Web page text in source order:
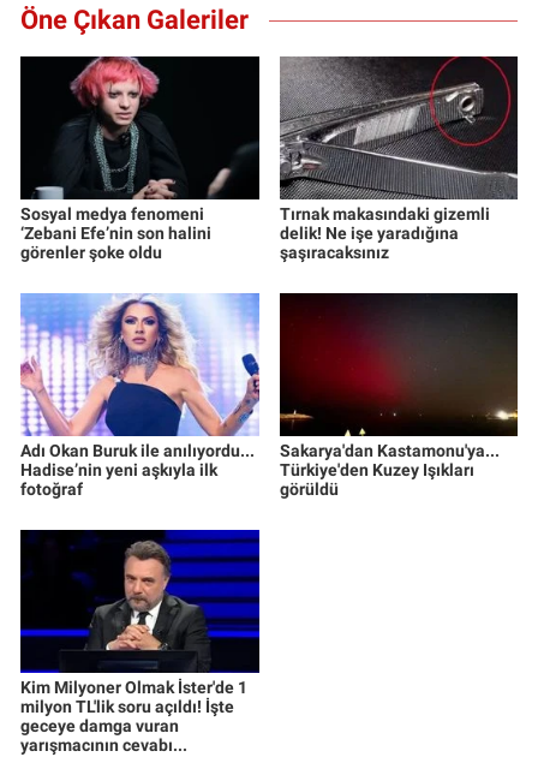
Öne Çıkan Galeriler
Sosyal medya fenomeni
‘Zebani Efe’nin son halini
görenler şoke oldu
Tırnak makasındaki gizemli
delik! Ne işe yaradığına
şaşıracaksınız
Adı Okan Buruk ile anılıyordu...
Hadise’nin yeni aşkıyla ilk
fotoğraf
Sakarya'dan Kastamonu'ya...
Türkiye'den Kuzey Işıkları
görüldü
Kim Milyoner Olmak İster'de 1
milyon TL'lik soru açıldı! İşte
geceye damga vuran
yarışmacının cevabı...